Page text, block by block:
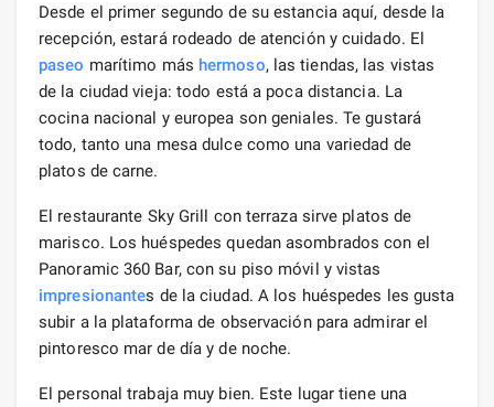
Desde el primer segundo de su estancia aquí, desde la
recepción, estará rodeado de atención y cuidado. El
paseo marítimo más hermoso, las tiendas, las vistas
de la ciudad vieja: todo está a poca distancia. La
cocina nacional y europea son geniales. Te gustará
todo, tanto una mesa dulce como una variedad de
platos de carne.
El restaurante Sky Grill con terraza sirve platos de
marisco. Los huéspedes quedan asombrados con el
Panoramic 360 Bar, con su piso móvil y vistas
impresionantes de la ciudad. A los huéspedes les gusta
subir a la plataforma de observación para admirar el
pintoresco mar de día y de noche.
El personal trabaja muy bien. Este lugar tiene una